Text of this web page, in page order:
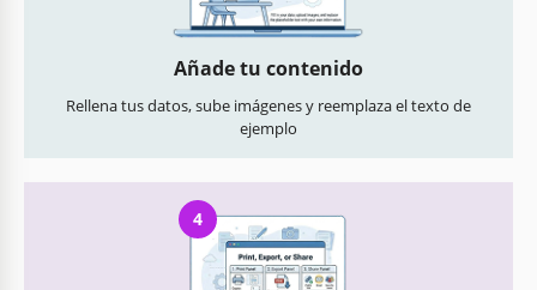
Añade tu contenido
Rellena tus datos, sube imágenes y reemplaza el texto de
ejemplo
4